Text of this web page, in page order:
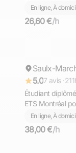
diplômé du Bac
l'équivalent de
En ligne, À
26,60 €/h
Répond
Saulx-
5.07 avis ·
Étudiant
ETS Montréal
distance dans
français pour
En ligne, À
38,00 €/h